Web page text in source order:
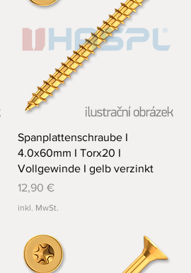
Schnellansicht
Spanplattenschraube I
4.0x60mm I Torx20 I
Vollgewinde I gelb verzinkt
Preis
12,90 €
inkl. MwSt.